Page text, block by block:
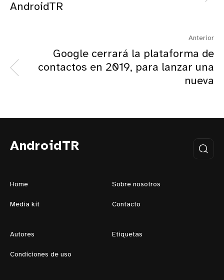
AndroidTR
Anterior
Google cerrará la plataforma de
contactos en 2019, para lanzar una
nueva
AndroidTR
Home Sobre nosotros
Media kit Contacto
Autores Etiquetas
Condiciones de uso